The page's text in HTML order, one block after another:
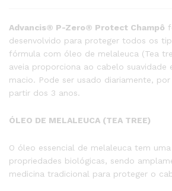
Advancis® P-Zero® Protect Champô
desenvolvido para proteger todos os
fórmula com óleo de melaleuca (Tea
aveia proporciona ao cabelo suavidade
macio. Pode ser usado diariamente,
partir dos 3 anos.
ÓLEO DE MELALEUCA (TEA TREE)
O óleo essencial de melaleuca tem
propriedades biológicas, sendo
medicina tradicional para proteger o